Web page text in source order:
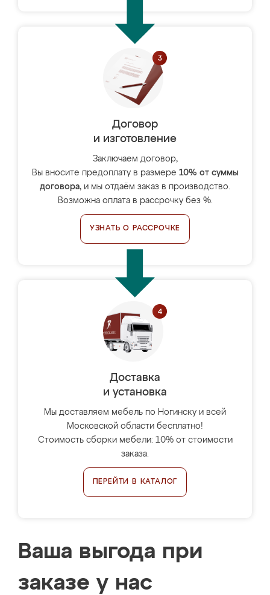
Договор
и изготовление
Заключаем договор,
Вы вносите предоплату в размере 10% от суммы
договора, и мы отдаём заказ в производство.
Возможна оплата в рассрочку без %.
УЗНАТЬ О РАССРОЧКЕ
Доставка
и установка
Мы доставляем мебель по Ногинску и всей
Московской области бесплатно!
Стоимость сборки мебели: 10% от стоимости
заказа.
ПЕРЕЙТИ В КАТАЛОГ
Ваша выгода при
заказе у нас